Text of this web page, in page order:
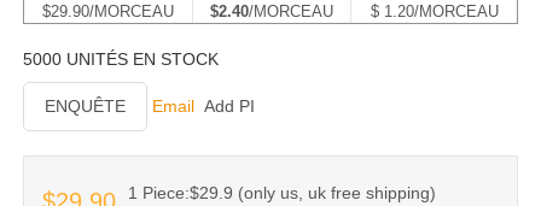
$29.90/MORCEAU
$2.40/MORCEAU
$ 1.20/MORCEAU
5000 UNITÉS EN STOCK
ENQUÊTE Email Add PI
1 Piece:$29.9 (only us, uk free shipping)